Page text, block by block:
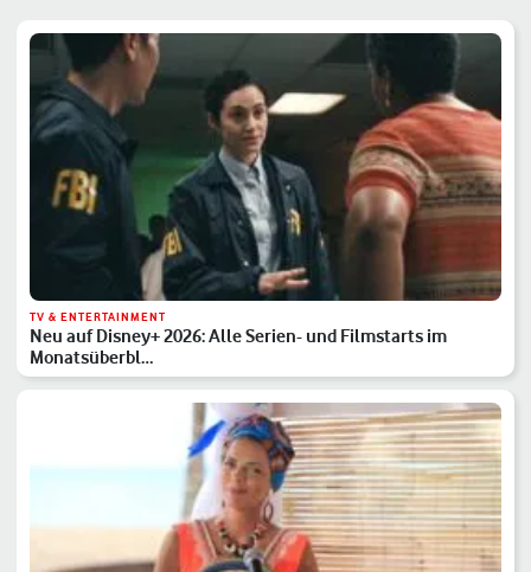
TV & ENTERTAINMENT
Neu auf Disney+ 2026: Alle Serien- und Filmstarts im
Monatsüberbl…